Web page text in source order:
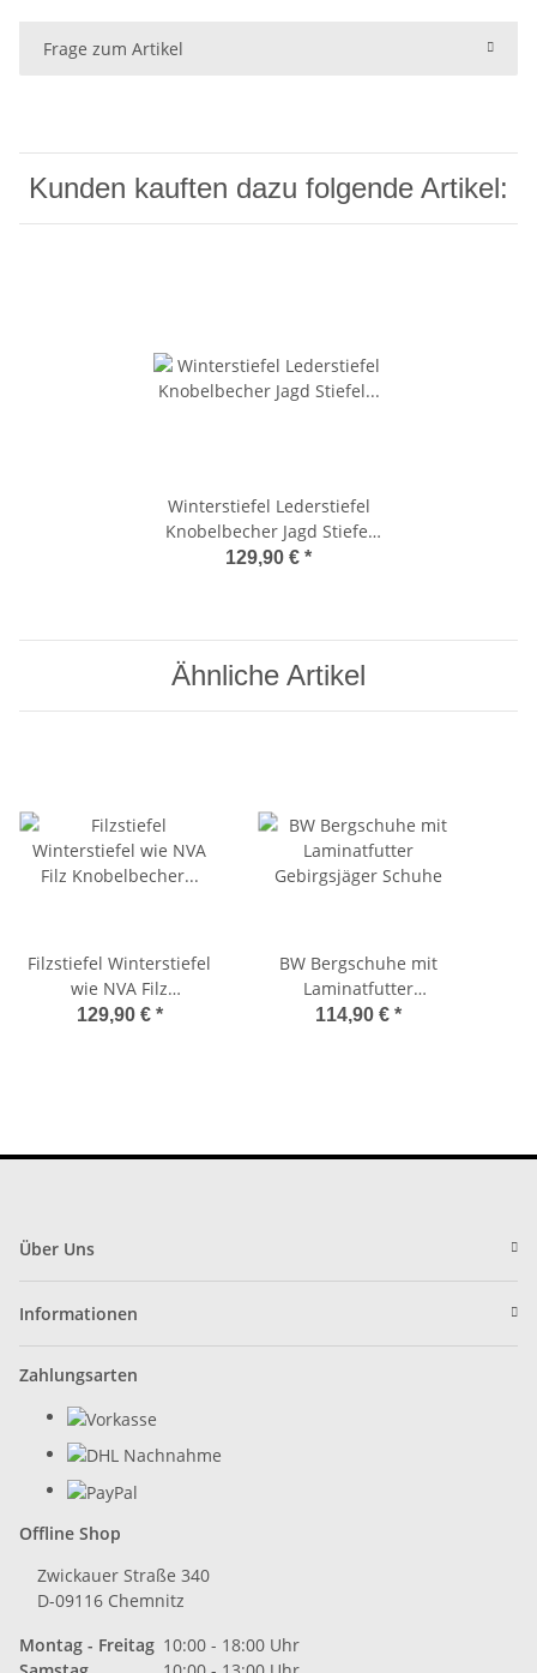
Frage zum Artikel
Kunden kauften dazu folgende Artikel:
Winterstiefel Lederstiefel
Knobelbecher Jagd Stiefel
Forst Agra Bauernhof
129,90 € *
Ähnliche Artikel
Filzstiefel Winterstiefel
wie NVA Filz
Knobelbecher Stiefel
129,90 € *
BW Bergschuhe mit
Laminatfutter
Gebirgsjäger Schuhe
114,90 € *
Über Uns
Informationen
Zahlungsarten
Offline Shop
Zwickauer Straße 340
D-09116 Chemnitz
Montag - Freitag 10:00 - 18:00 Uhr